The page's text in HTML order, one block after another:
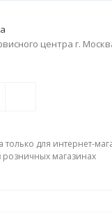
центра г.
только для интернет-
розничных магазинах